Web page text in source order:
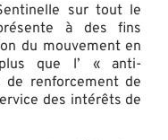
sur tout le
à des fins
du mouvement en
que l’ « anti-
de renforcement de
des intérêts de